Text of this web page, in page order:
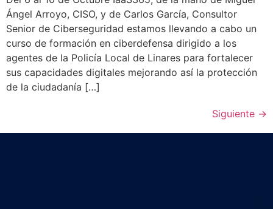
Ángel Arroyo, CISO, y de Carlos García, Consultor
Senior de Ciberseguridad estamos llevando a cabo un
curso de formación en ciberdefensa dirigido a los
agentes de la Policía Local de Linares para fortalecer
sus capacidades digitales mejorando así la protección
de la ciudadanía […]
Siguiente →